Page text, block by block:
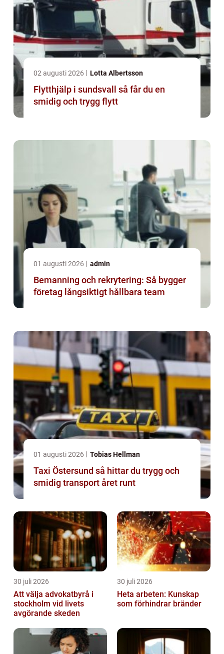
02 augusti 2026 Lotta Albertsson
Flytthjälp i sundsvall så får du en
smidig och trygg flytt
01 augusti 2026 admin
Bemanning och rekrytering: Så bygger
företag långsiktigt hållbara team
01 augusti 2026 Tobias Hellman
Taxi Östersund så hittar du trygg och
smidig transport året runt
30 juli 2026
Att välja advokatbyrå i
stockholm vid livets
avgörande skeden
30 juli 2026
Heta arbeten: Kunskap
som förhindrar bränder